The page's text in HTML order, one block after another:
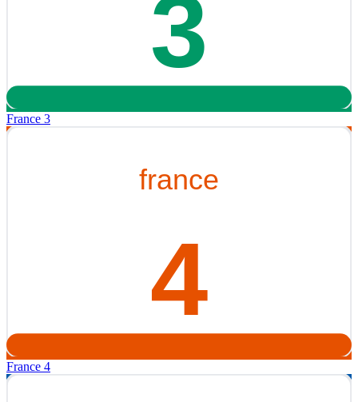
France 3
France 4